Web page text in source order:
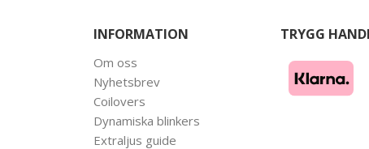
INFORMATION
Om oss
Nyhetsbrev
Coilovers
Dynamiska blinkers
Extraljus guide
TRYGG